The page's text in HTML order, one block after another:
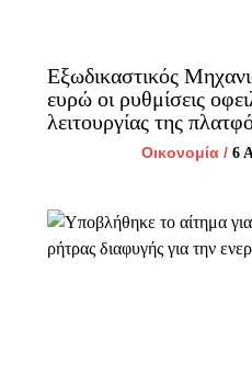
Εξωδικαστικός
ευρώ οι ρυθμίσεις
λειτουργίας της
Οικονομία/ 6